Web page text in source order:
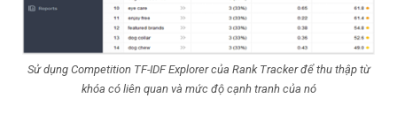
Sử dụng Competition TF-IDF Explorer của Rank Tracker để thu thập từ
khóa có liên quan và mức độ cạnh tranh của nó